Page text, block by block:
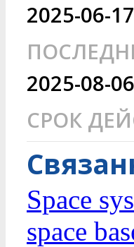
2025-06-17
2025-08-06
СРОК
Space
space